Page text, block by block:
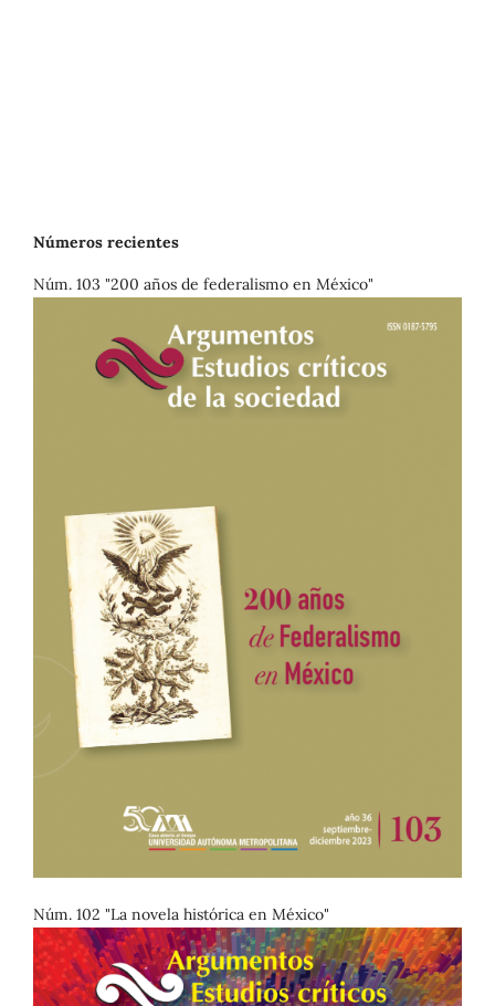
Números recientes
Núm. 103 "200 años de federalismo en México"
Núm. 102 "La novela histórica en México"